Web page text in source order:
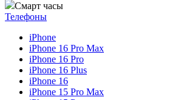
Смарт часы
Телефоны
iPhone
iPhone 16 Pro Max
iPhone 16 Pro
iPhone 16 Plus
iPhone 16
iPhone 15 Pro Max